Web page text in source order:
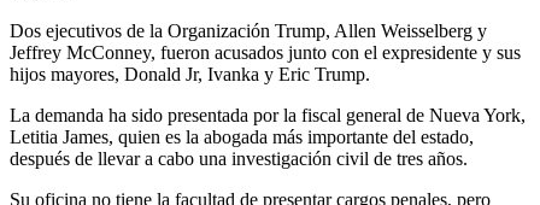
Dos ejecutivos de la Organización Trump, Allen Weisselberg y
Jeffrey McConney, fueron acusados junto con el expresidente y sus
hijos mayores, Donald Jr, Ivanka y Eric Trump.
La demanda ha sido presentada por la fiscal general de Nueva York,
Letitia James, quien es la abogada más importante del estado,
después de llevar a cabo una investigación civil de tres años.
Su oficina no tiene la facultad de presentar cargos penales, pero